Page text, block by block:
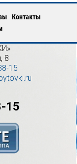
Контакты
8
15
15